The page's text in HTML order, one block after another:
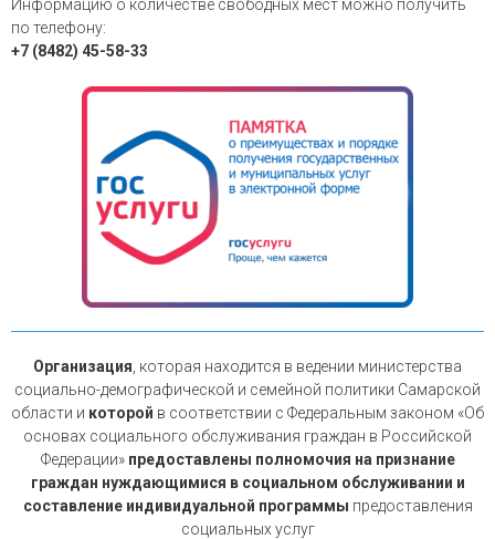
Информацию о количестве свободных мест можно получить
по телефону:
+7 (8482) 45-58-33
Организация , которая находится в ведении министерства
социально-демографической и семейной политики Самарской
области и которой в соответствии с Федеральным законом «Об
основах социального обслуживания граждан в Российской
Федерации» предоставлены полномочия на признание
граждан нуждающимися в социальном обслуживании и
составление индивидуальной программы предоставления
социальных услуг